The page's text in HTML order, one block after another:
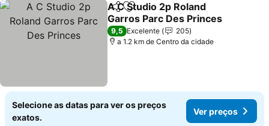
PartilharAdicionar aos favoritos
A C Studio 2p Roland
Garros Parc Des Princes
Ver preços
9,5 Excelente
205
a 1.2 km de Centro da cidade
Selecione as datas para ver os preços
exatos.
Ver preços